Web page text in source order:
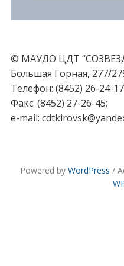
© МАУДО ЦДТ
Большая Горная, 277/
Телефон: (8452) 26-24-
Факс: (8452) 27-26-45;
e-mail:
Powered by WordPress /